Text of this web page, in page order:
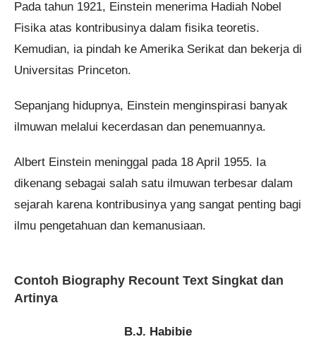
Pada tahun 1921, Einstein menerima Hadiah Nobel
Fisika atas kontribusinya dalam fisika teoretis.
Kemudian, ia pindah ke Amerika Serikat dan bekerja di
Universitas Princeton.
Sepanjang hidupnya, Einstein menginspirasi banyak
ilmuwan melalui kecerdasan dan penemuannya.
Albert Einstein meninggal pada 18 April 1955. Ia
dikenang sebagai salah satu ilmuwan terbesar dalam
sejarah karena kontribusinya yang sangat penting bagi
ilmu pengetahuan dan kemanusiaan.
Contoh Biography Recount Text Singkat dan
Artinya
B.J. Habibie